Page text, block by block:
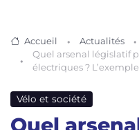
Accueil Actualités
Quel arsenal législatif
électriques ?
Vélo et société
Quel